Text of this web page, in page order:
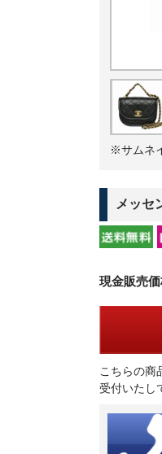
※サムネ
メッセ
現金販売価
こちらの商
受付いたし